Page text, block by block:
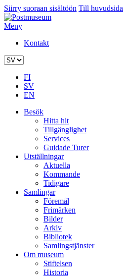
Siirry suoraan sisältöön Till huvudsida
Meny
Kontakt
FI
SV
EN
Besök
Hitta hit
Tillgänglighet
Services
Guidade Turer
Utställningar
Aktuella
Kommande
Tidigare
Samlingar
Föremål
Frimärken
Bilder
Arkiv
Bibliotek
Samlingstjänster
Om museum
Stiftelsen
Historia